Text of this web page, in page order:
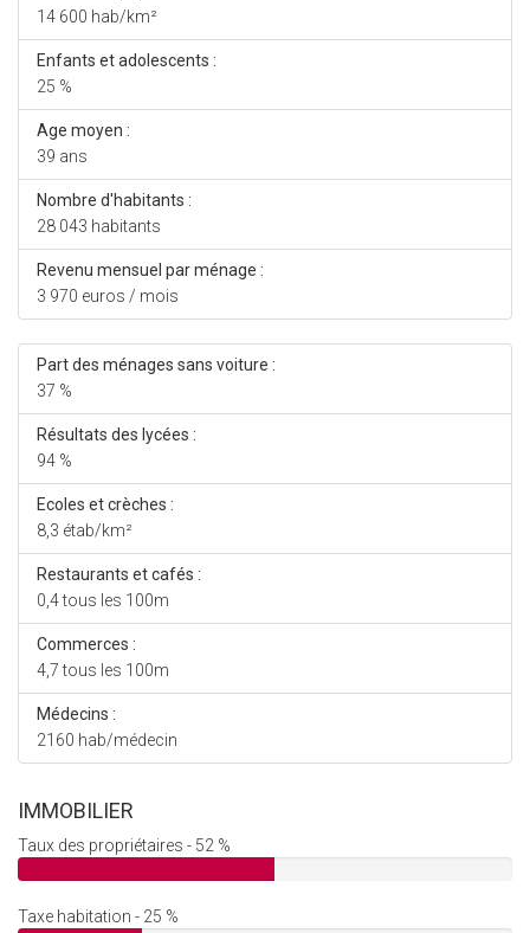
14 600 hab/km²
Enfants et adolescents :
25 %
Age moyen :
39 ans
Nombre d'habitants :
28 043 habitants
Revenu mensuel par ménage :
3 970 euros / mois
Part des ménages sans voiture :
37 %
Résultats des lycées :
94 %
Ecoles et crèches :
8,3 étab/km²
Restaurants et cafés :
0,4 tous les 100m
Commerces :
4,7 tous les 100m
Médecins :
2160 hab/médecin
IMMOBILIER
Taux des propriétaires - 52 %
Taxe habitation - 25 %